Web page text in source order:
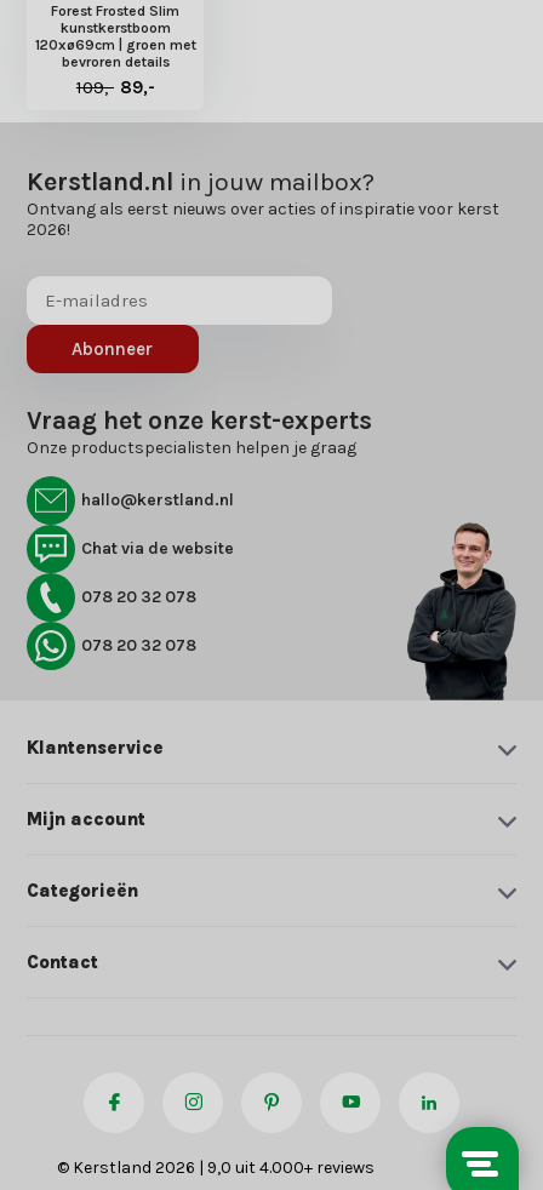
Forest Frosted Slim
kunstkerstboom
120xø69cm | groen met
bevroren details
109,- 89,-
Kerstland.nl in jouw mailbox?
Ontvang als eerst nieuws over acties of inspiratie voor kerst
2026!
Abonneer
Vraag het onze kerst-experts
Onze productspecialisten helpen je graag
hallo@kerstland.nl
Chat via de website
078 20 32 078
078 20 32 078
Klantenservice
Mijn account
Categorieën
Contact
© Kerstland 2026 | 9,0 uit 4.000+ reviews